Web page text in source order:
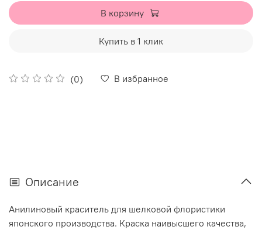
(0) В избранное
В корзину
Купить в 1 клик
Описание
Анилиновый краситель для шелковой флористики
японского производства. Краска наивысшего качества,